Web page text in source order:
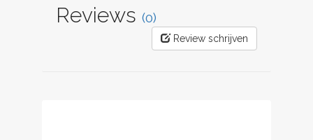
Reviews (0)
Review schrijven